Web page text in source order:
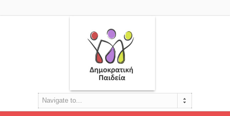
Navigate to...